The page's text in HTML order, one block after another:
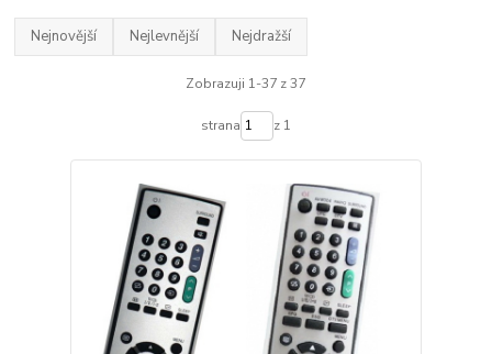
Nejnovější Nejlevnější Nejdražší
Zobrazuji 1-37 z 37
strana z 1